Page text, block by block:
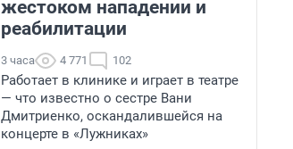
жестоком нападении и
реабилитации
3 часа 4 771 102
Работает в клинике и играет в театре
— что известно о сестре Вани
Дмитриенко, оскандалившейся на
концерте в «Лужниках»